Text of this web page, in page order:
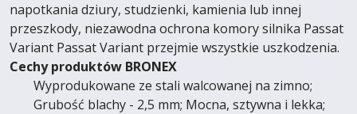
napotkania dziury, studzienki, kamienia lub innej
przeszkody, niezawodna ochrona komory silnika Passat
Variant Passat Variant przejmie wszystkie uszkodzenia.
Cechy produktów BRONEX
Wyprodukowane ze stali walcowanej na zimno;
Grubość blachy - 2,5 mm; Mocna, sztywna i lekka;